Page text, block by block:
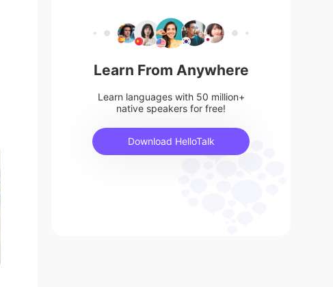
Learn From Anywhere
Learn languages with 50 million+
native speakers for free!
Download HelloTalk